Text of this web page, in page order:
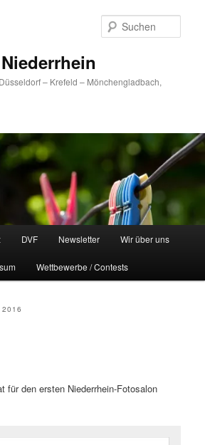
– Krefeld – Mönchengladbach,
DVF Newsletter Wir über uns
Wettbewerbe / Contests
2016
für den ersten Niederrhein-Fotosalon